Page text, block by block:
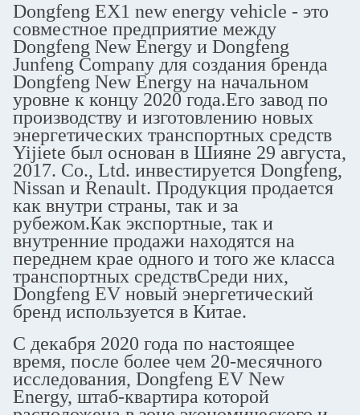
Dongfeng EX1 new energy vehicle - это
совместное предприятие между
Dongfeng New Energy и Dongfeng
Junfeng Company для создания бренда
Dongfeng New Energy на начальном
уровне к концу 2020 года.Его завод по
производству и изготовлению новых
энергетических транспортных средств
Yijiete был основан в Шияне 29 августа,
2017. Co., Ltd. инвестируется Dongfeng,
Nissan и Renault. Продукция продается
как внутри страны, так и за
рубежом.Как экспортные, так и
внутренние продажи находятся на
переднем крае одного и того же класса
транспортных средствСреди них,
Dongfeng EV новый энергетический
бренд используется в Китае.
С декабря 2020 года по настоящее
время, после более чем 20-месячного
исследования, Dongfeng EV New
Energy, штаб-квартира которой